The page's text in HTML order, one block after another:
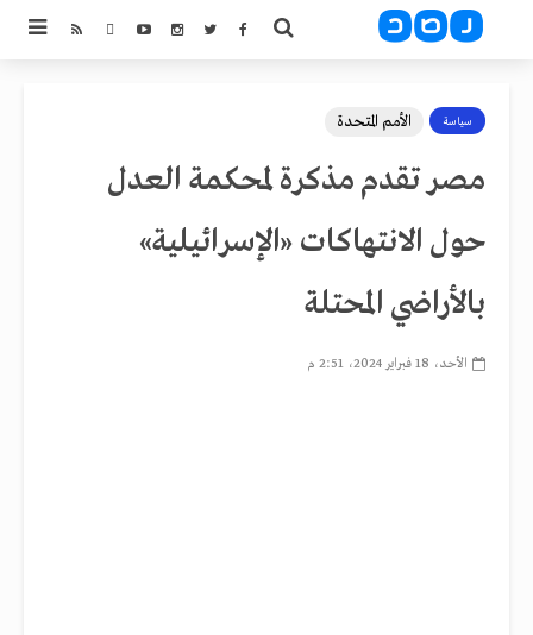
سياسة الأمم المتحدة
مصر تقدم مذكرة لمحكمة العدل
حول الانتهاكات «الإسرائيلية»
بالأراضي المحتلة
الأحد، 18 فبراير 2024، 2:51 م